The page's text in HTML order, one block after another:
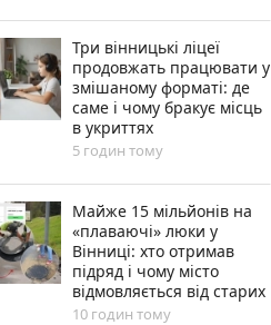
Три вінницькі ліцеї
продовжать працювати у
змішаному форматі: де
саме і чому бракує місць
в укриттях
5 годин тому
Майже 15 мільйонів на
«плаваючі» люки у
Вінниці: хто отримав
підряд і чому місто
відмовляється від старих
10 годин тому